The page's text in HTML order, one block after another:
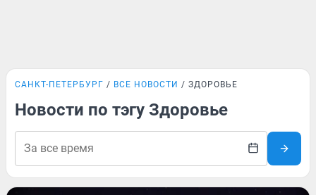
САНКТ-ПЕТЕРБУРГ ВСЕ НОВОСТИ ЗДОРОВЬЕ
Новости по тэгу Здоровье